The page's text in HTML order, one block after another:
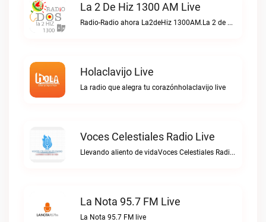
La 2 De Hiz 1300 AM Live
Radio-Radio ahora La2deHiz 1300AM.La 2 de Hiz 1300 AM live
Holaclavijo Live
La radio que alegra tu corazónholaclavijo live
Voces Celestiales Radio Live
Llevando aliento de vidaVoces Celestiales Radio live
La Nota 95.7 FM Live
La Nota 95.7 FM live